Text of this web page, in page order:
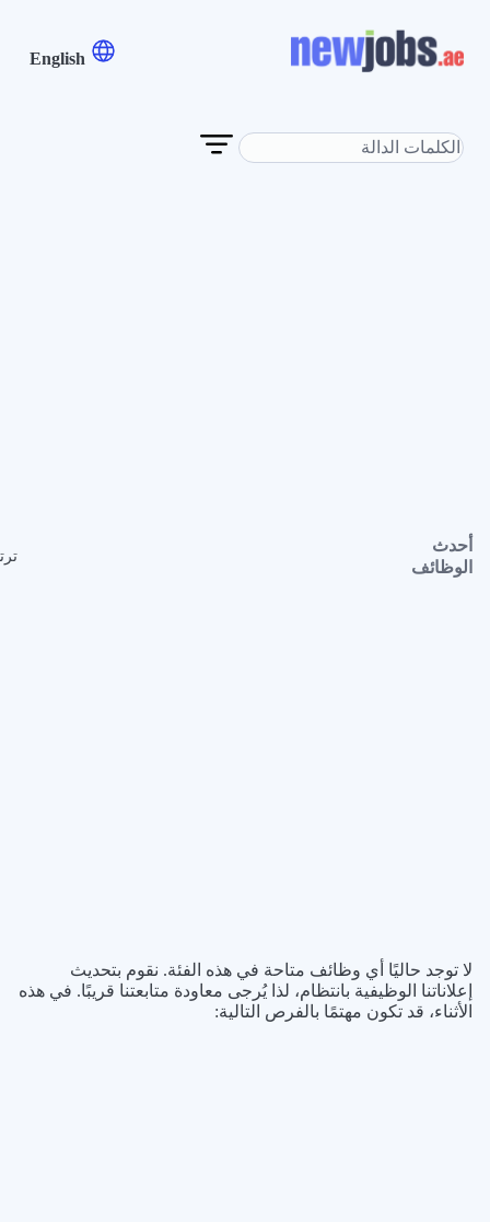
English
أحدث
الوظائف
لا توجد حاليًا أي وظائف متاحة في هذه الفئة. نقوم بتحديث
إعلاناتنا الوظيفية بانتظام، لذا يُرجى معاودة متابعتنا قريبًا. في هذه
الأثناء، قد تكون مهتمًا بالفرص التالية: